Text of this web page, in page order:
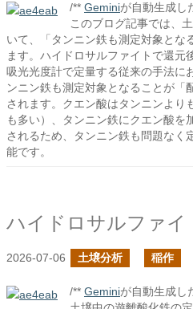
/** Geminiが自動生成し
このブログ記事では、
いて、「タンニン鉄も測定対象とな
ます。ハイドロサルファイトで還元
吸光光度計で定量する従来の手法に
ンニン鉄も測定対象となることが「
されます。クエン酸はタンニンより
も多い）、タンニン鉄にクエン酸を
されるため、タンニン鉄も問題なく
能です。
2026-07-06 土壌分析 稲作
/** Geminiが自動生成し